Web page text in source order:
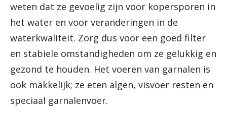
weten dat ze gevoelig zijn voor kopersporen in
het water en voor veranderingen in de
waterkwaliteit. Zorg dus voor een goed filter
en stabiele omstandigheden om ze gelukkig en
gezond te houden. Het voeren van garnalen is
ook makkelijk; ze eten algen, visvoer resten en
speciaal garnalenvoer.